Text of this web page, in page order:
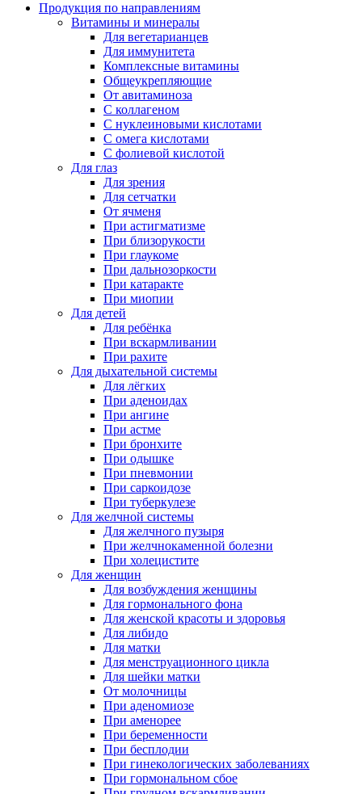
Продукция по направлениям
Витамины и минералы
Для вегетарианцев
Для иммунитета
Комплексные витамины
Общеукрепляющие
От авитаминоза
С коллагеном
С нуклеиновыми кислотами
С омега кислотами
С фолиевой кислотой
Для глаз
Для зрения
Для сетчатки
От ячменя
При астигматизме
При близорукости
При глаукоме
При дальнозоркости
При катаракте
При миопии
Для детей
Для ребёнка
При вскармливании
При рахите
Для дыхательной системы
Для лёгких
При аденоидах
При ангине
При астме
При бронхите
При одышке
При пневмонии
При саркоидозе
При туберкулезе
Для желчной системы
Для желчного пузыря
При желчнокаменной болезни
При холецистите
Для женщин
Для возбуждения женщины
Для гормонального фона
Для женской красоты и здоровья
Для либидо
Для матки
Для менструационного цикла
Для шейки матки
От молочницы
При аденомиозе
При аменорее
При беременности
При бесплодии
При гинекологических заболеваниях
При гормональном сбое